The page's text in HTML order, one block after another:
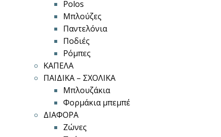
Polos
Μπλούζες
Παντελόνια
Ποδιές
Ρόμπες
ΚΑΠΕΛΑ
ΠΑΙΔΙΚΑ – ΣΧΟΛΙΚΑ
Μπλουζάκια
Φορμάκια μπεμπέ
ΔΙΑΦΟΡΑ
Ζώνες